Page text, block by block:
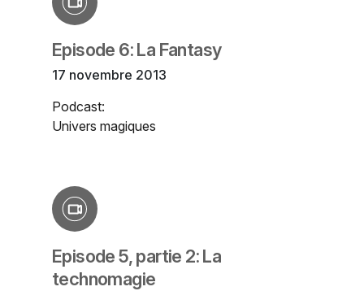
Episode 6: La Fantasy
17 novembre 2013
Podcast:
Univers magiques
Episode 5, partie 2: La
technomagie